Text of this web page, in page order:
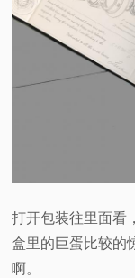
打开包装往里面看
盒里的巨蛋比较的
啊。